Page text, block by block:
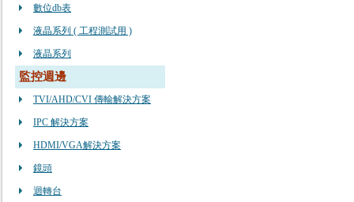
數位db表
液晶系列 ( 工程測試用 )
液晶系列
監控週邊
TVI/AHD/CVI 傳輸解決方案
IPC 解決方案
HDMI/VGA解決方案
鏡頭
迴轉台